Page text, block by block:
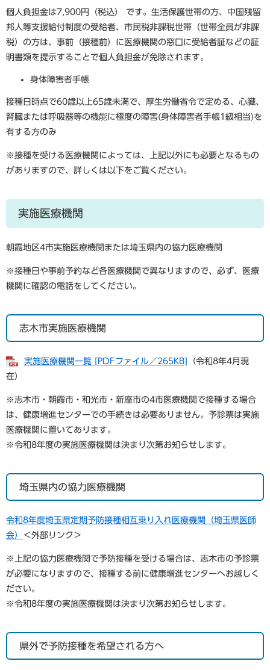
個人負担金は7,900円（税込） です。生活保護世帯の方、中国残留
邦人等支援給付制度の受給者、市民税非課税世帯（世帯全員が非課
税）の方は、事前（接種前）に医療機関の窓口に受給者証などの証
明書類を提示することで個人負担金が免除されます。
身体障害者手帳
接種日時点で60歳以上65歳未満で、厚生労働省令で定める、心臓、
腎臓または呼吸器等の機能に極度の障害(身体障害者手帳1級相当)を
有する方のみ
※接種を受ける医療機関によっては、上記以外にも必要となるもの
がありますので、詳しくは以下をご覧ください。
実施医療機関
朝霞地区4市実施医療機関または埼玉県内の協力医療機関
※接種日や事前予約など各医療機関で異なりますので、必ず、医療
機関に確認の電話をしてください。
志木市実施医療機関
実施医療機関一覧 [PDFファイル／265KB]
（令和8年4月現
在）
※志木市・朝霞市・和光市・新座市の4市医療機関で接種する場合
は、健康増進センターでの手続きは必要ありません。予診票は実施
医療機関に置いてあります。
※令和8年度の実施医療機関は決まり次第お知らせします。
埼玉県内の協力医療機関
令和8年度埼玉県定期予防接種相互乗り入れ医療機関（埼玉県医師
会）
＜外部リンク＞
※上記の協力医療機関で予防接種を受ける場合は、 志木市の予診票
が必要になりますので、接種する前に健康増進センターへお越しく
ださい。
※令和8年度の実施医療機関は決まり次第お知らせします。
県外で予防接種を希望される方へ